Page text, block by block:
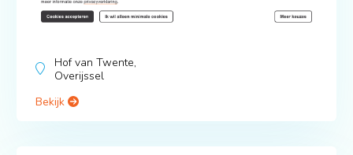
Hof van Twente,
Overijssel
Bekijk